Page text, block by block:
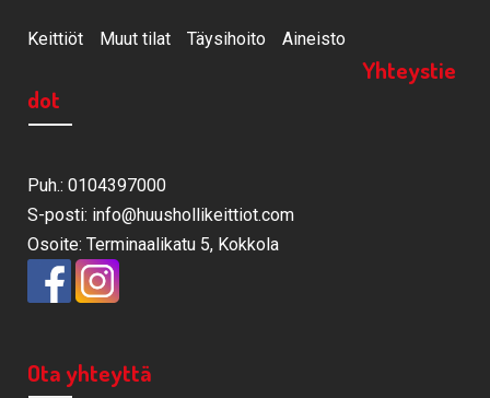
Keittiöt Muut tilat Täysihoito Aineisto
Yhteystie
dot
Puh.: 0104397000
S-posti: info@huushollikeittiot.com
Osoite: Terminaalikatu 5, Kokkola
Ota yhteyttä